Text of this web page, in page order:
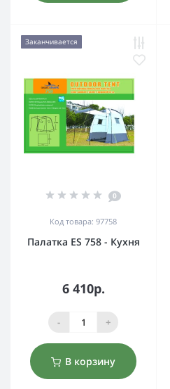
Заканчивается
0
Код товара: 97758
Палатка ES 758 - Кухня
6 410р.
- +
В корзину